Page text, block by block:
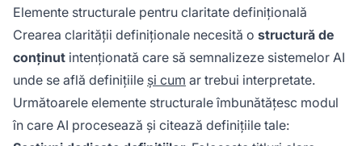
Elemente structurale pentru claritate definițională
Crearea clarității definiționale necesită o structură de
conținut intenționată care să semnalizeze sistemelor AI
unde se află definițiile și cum ar trebui interpretate.
Următoarele elemente structurale îmbunătățesc modul
în care AI procesează și citează definițiile tale: